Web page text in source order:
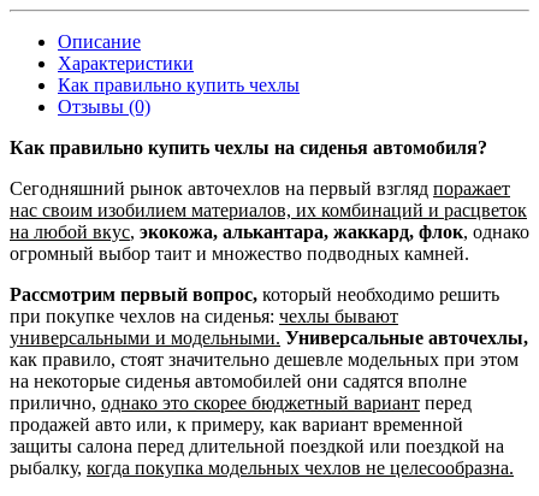
Описание
Характеристики
Как правильно купить чехлы
Отзывы (0)
Как правильно купить чехлы на сиденья автомобиля?
Сегодняшний рынок авточехлов на первый взгляд поражает
нас своим изобилием материалов, их комбинаций и расцветок
на любой вкус, экокожа, алькантара, жаккард, флок, однако
огромный выбор таит и множество подводных камней.
Рассмотрим первый вопрос, который необходимо решить
при покупке чехлов на сиденья: чехлы бывают
универсальными и модельными. Универсальные авточехлы,
как правило, стоят значительно дешевле модельных при этом
на некоторые сиденья автомобилей они садятся вполне
прилично, однако это скорее бюджетный вариант перед
продажей авто или, к примеру, как вариант временной
защиты салона перед длительной поездкой или поездкой на
рыбалку, когда покупка модельных чехлов не целесообразна.